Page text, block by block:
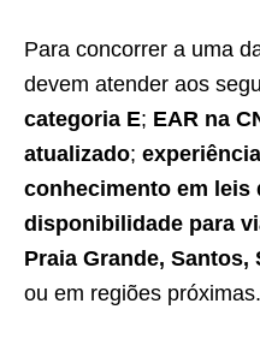
Para concorrer a uma
devem atender aos
categoria E; EAR na
atualizado;
conhecimento em leis
disponibilidade para
Praia Grande, Santos,
ou em regiões próximas.